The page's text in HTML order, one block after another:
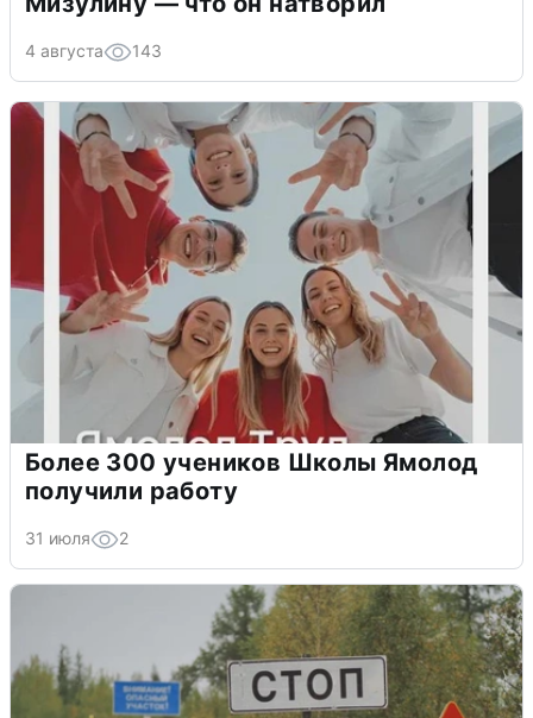
4 августа 143
Более 300 учеников Школы Ямолод
получили работу
31 июля 2